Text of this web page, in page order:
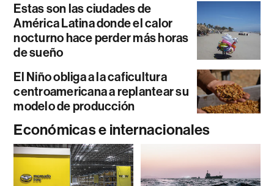
Estas son las ciudades de
América Latina donde el calor
nocturno hace perder más horas
de sueño
El Niño obliga a la caficultura
centroamericana a replantear su
modelo de producción
Económicas e internacionales